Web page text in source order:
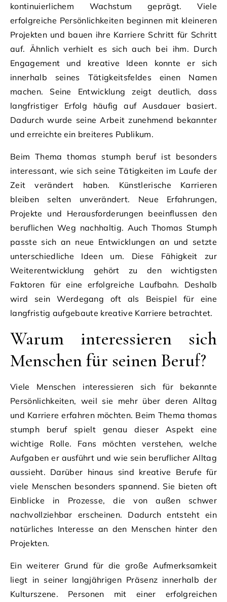
kontinuierlichem Wachstum geprägt. Viele
erfolgreiche Persönlichkeiten beginnen mit kleineren
Projekten und bauen ihre Karriere Schritt für Schritt
auf. Ähnlich verhielt es sich auch bei ihm. Durch
Engagement und kreative Ideen konnte er sich
innerhalb seines Tätigkeitsfeldes einen Namen
machen. Seine Entwicklung zeigt deutlich, dass
langfristiger Erfolg häufig auf Ausdauer basiert.
Dadurch wurde seine Arbeit zunehmend bekannter
und erreichte ein breiteres Publikum.
Beim Thema thomas stumph beruf ist besonders
interessant, wie sich seine Tätigkeiten im Laufe der
Zeit verändert haben. Künstlerische Karrieren
bleiben selten unverändert. Neue Erfahrungen,
Projekte und Herausforderungen beeinflussen den
beruflichen Weg nachhaltig. Auch Thomas Stumph
passte sich an neue Entwicklungen an und setzte
unterschiedliche Ideen um. Diese Fähigkeit zur
Weiterentwicklung gehört zu den wichtigsten
Faktoren für eine erfolgreiche Laufbahn. Deshalb
wird sein Werdegang oft als Beispiel für eine
langfristig aufgebaute kreative Karriere betrachtet.
Warum interessieren sich
Menschen für seinen Beruf?
Viele Menschen interessieren sich für bekannte
Persönlichkeiten, weil sie mehr über deren Alltag
und Karriere erfahren möchten. Beim Thema thomas
stumph beruf spielt genau dieser Aspekt eine
wichtige Rolle. Fans möchten verstehen, welche
Aufgaben er ausführt und wie sein beruflicher Alltag
aussieht. Darüber hinaus sind kreative Berufe für
viele Menschen besonders spannend. Sie bieten oft
Einblicke in Prozesse, die von außen schwer
nachvollziehbar erscheinen. Dadurch entsteht ein
natürliches Interesse an den Menschen hinter den
Projekten.
Ein weiterer Grund für die große Aufmerksamkeit
liegt in seiner langjährigen Präsenz innerhalb der
Kulturszene. Personen mit einer erfolgreichen